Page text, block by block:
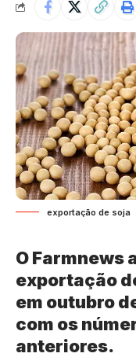
exportação de soja
O Farmnews
exportação
em outubro
com os
anteriores.